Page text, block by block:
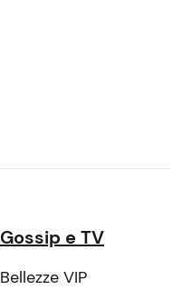
Gossip e TV
Bellezze VIP